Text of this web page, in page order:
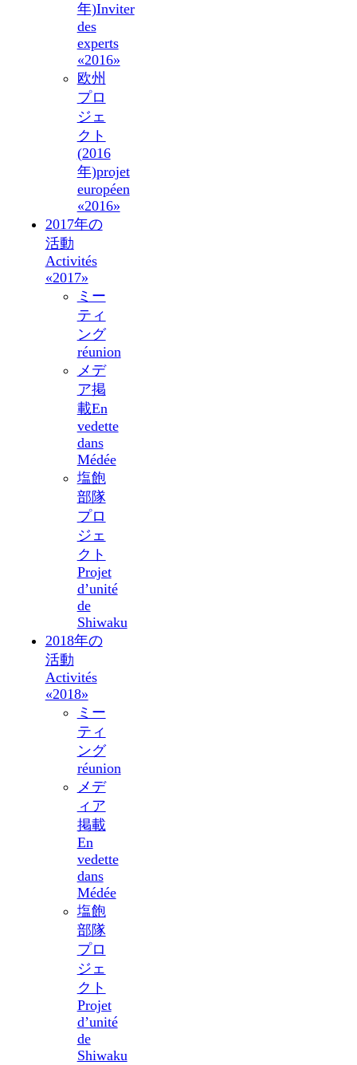
年)Inviter
des
experts
«2016»
欧州
プロ
ジェ
クト
(2016
年)projet
européen
«2016»
2017年の
活動
Activités
«2017»
ミー
ティ
ング
réunion
メデ
ア掲
載En
vedette
dans
Médée
塩飽
部隊
プロ
ジェ
クト
Projet
d’unité
de
Shiwaku
2018年の
活動
Activités
«2018»
ミー
ティ
ング
réunion
メデ
ィア
掲載
En
vedette
dans
Médée
塩飽
部隊
プロ
ジェ
クト
Projet
d’unité
de
Shiwaku